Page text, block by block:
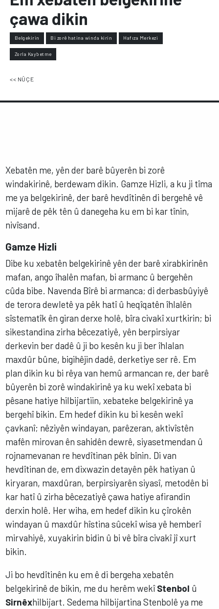
çawa dikin
Belgekirin Bi zorê hatina winda kirin Hafıza Merkezi
Zorla Kaybetme
<< NÛÇE
Xebatên me, yên der barê bûyerên bi zorê
windakirinê, berdewam dikin. Gamze Hizli, a ku ji tîma
me ya belgekirinê, der barê hevdîtinên di bergehê vê
mijarê de pêk tên û danegeha ku em bi kar tînin,
nivîsand.
Gamze Hizli
Dibe ku xebatên belgekirinê yên der barê xirabkirinên
mafan, ango îhalên mafan, bi armanc û bergehên
cûda bibe. Navenda Bîrê bi armanca; di derbasbûyiyê
de terora dewletê ya pêk hatî û heqîqatên îhlalên
sîstematîk ên giran derxe holê, bîra civakî xurtkirin; bi
sikestandina zirha bêcezatiyê, yên berpirsiyar
derkevin ber dadê û ji bo kesên ku ji ber îhlalan
maxdûr bûne, bigihêjin dadê, derketiye ser rê. Em
plan dikin ku bi rêya van hemû armancan re, der barê
bûyerên bi zorê windakirinê ya ku wekî xebata bi
pêsane hatiye hilbijartiin, xebateke belgekirinê ya
bergehî bikin. Em hedef dikin ku bi kesên wekî
çavkanî; nêziyên windayan, parêzeran, aktivîstên
mafên mirovan ên sahidên dewrê, siyasetmendan û
rojnamevanan re hevdîtinan pêk bînin. Di van
hevdîtinan de, em dixwazin detayên pêk hatiyan û
kiryaran, maxdûran, berpirsiyarên siyasî, metodên bi
kar hatî û zirha bêcezatiyê çawa hatiye afirandin
derxin holê. Her wiha, em hedef dikin ku çîrokên
windayan û maxdûr hîstina sûcekî wisa yê hemberî
mirvahiyê, xuyakirin bidin û bi vê bîra civakî jî xurt
bikin.
Ji bo hevdîtinên ku em ê di bergeha xebatên
belgekirinê de bikin, me du herêm wekîStenbol û
Sirnêxhilbijart. Sedema hilbijartina Stenbolê ya me